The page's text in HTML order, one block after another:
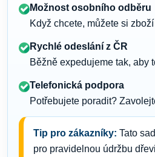
Možnost osobního odběru
Když chcete, můžete si
Rychlé odeslání z ČR
Běžně expedujeme tak, aby
Telefonická podpora
Potřebujete poradit?
Tip pro zákazníky: Tato
pro pravidelnou údržbu